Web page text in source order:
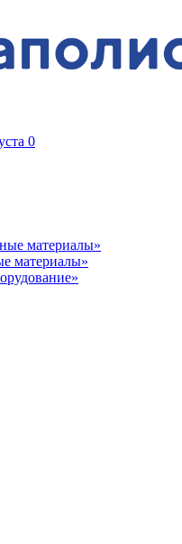
0
материалы»
материалы»